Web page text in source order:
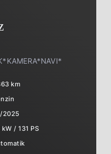
km
2025
/ 131 PS